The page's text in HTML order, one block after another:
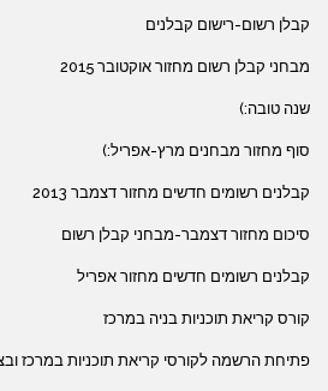
קבלן רשום-רישום קבלנים
מבחני קבלן רשום מחזור אוקטובר 2015
שנה טובה:)
סוף מחזור מבחנים מרץ-אפריל:)
קבלנים רשומים חדשים מחזור דצמבר 2013
סיכום מחזור דצמבר-מבחני קבלן רשום
קבלנים רשומים חדשים מחזור אפריל
קורס קריאת תוכניות בניה במרכז
פתיחת הרשמה לקורסי קריאת תוכניות במרכז